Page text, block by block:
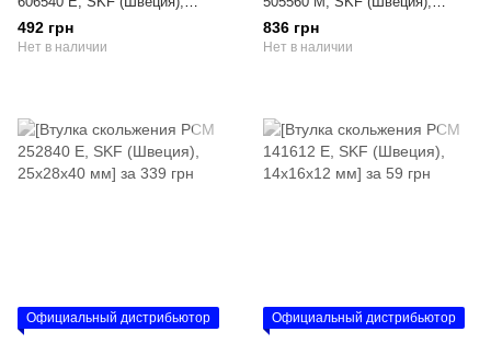
60х65х40 мм
492 грн
Нет в наличии
50х55х60 мм
836 грн
Нет в наличии
Официальный дистрибьютор Официальный дистрибьютор